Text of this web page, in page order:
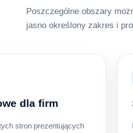
Poszczególne obszary
jasno określony zakres i
dla firm
stron prezentujących